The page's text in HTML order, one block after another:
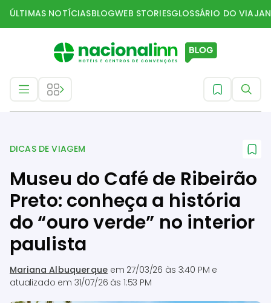
ÚLTIMAS NOTÍCIASBLOGWEB STORIESGLOSSÁRIO DO
DICAS DE VIAGEM
Museu do Café de Ribeirão
Preto: conheça a história
do “ouro verde” no interior
paulista
Mariana Albuquerque em 27/03/26 às 3:40 PM e
atualizado em 31/07/26 às 1:53 PM